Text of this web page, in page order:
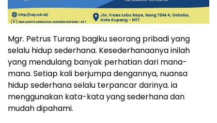
Mgr. Petrus Turang bagiku seorang pribadi yang
selalu hidup sederhana. Kesederhanaanya inilah
yang mendulang banyak perhatian dari mana-
mana. Setiap kali berjumpa dengannya, nuansa
hidup sederhana selalu terpancar darinya. ia
menggunakan kata-kata yang sederhana dan
mudah dipahami.